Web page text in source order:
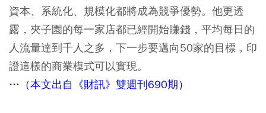
資本、系統化、規模化都將成為競爭優勢。他更透
露，夾子園的每一家店都已經開始賺錢，平均每日的
人流量達到千人之多，下一步要邁向50家的目標，印
證這樣的商業模式可以實現。
…（本文出自《財訊》雙週刊690期）